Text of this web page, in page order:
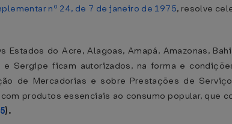
nº 24, de 7 de janeiro de 1975, resolve
Estados do Acre, Alagoas, Amapá, Amazonas,
e Sergipe ficam autorizados, na forma e
de Mercadorias e sobre Prestações de
produtos essenciais ao consumo popular, que
).